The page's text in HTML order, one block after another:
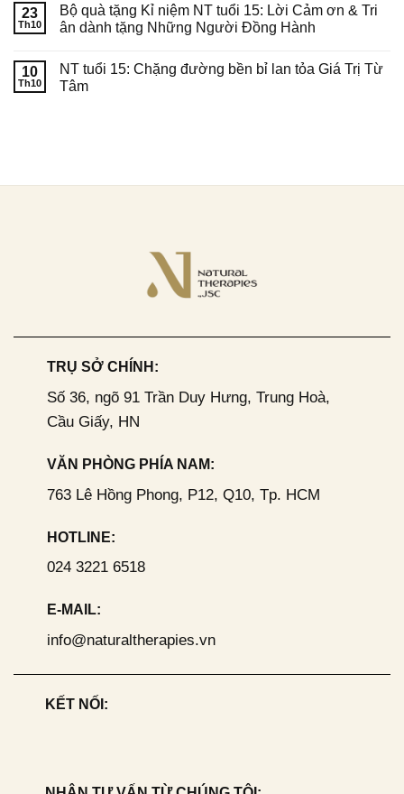
23
Th10
Bộ quà tặng Kỉ niệm NT tuổi 15: Lời Cảm ơn & Tri
ân dành tặng Những Người Đồng Hành
10
Th10
NT tuổi 15: Chặng đường bền bỉ lan tỏa Giá Trị Từ
Tâm
TRỤ SỞ CHÍNH:
Số 36, ngõ 91 Trần Duy Hưng, Trung Hoà,
Cầu Giấy, HN
VĂN PHÒNG PHÍA NAM:
763 Lê Hồng Phong, P12, Q10, Tp. HCM
HOTLINE:
024 3221 6518
E-MAIL:
info@naturaltherapies.vn
KẾT NỐI: